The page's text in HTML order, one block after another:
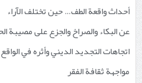
أحداث واقعة الطف… حين تختلف الآراء
عن البكاء والصراخ والجزع على مصيبة
اتجاهات التجديد الديني وأثره في
مواجهة ثقافة الفقر